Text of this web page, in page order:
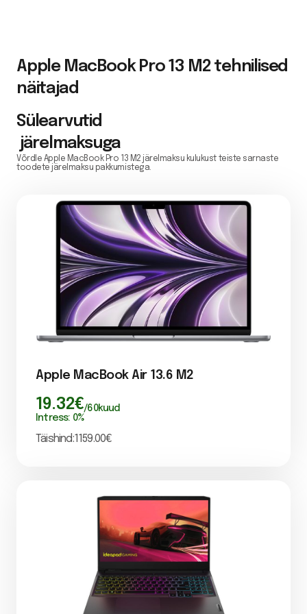
Apple MacBook Pro 13 M2 tehnilised
näitajad
Sülearvutid
järelmaksuga
Võrdle Apple MacBook Pro 13 M2 järelmaksu kulukust teiste sarnaste
toodete järelmaksu pakkumistega.
Apple MacBook Air 13.6 M2
19.32€/60kuud
Intress: 0%
Täishind:1159.00€